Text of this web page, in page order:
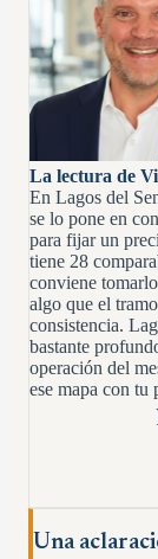
La lectura de
En Lagos del
se lo pone en
para fijar un
tiene 28
conviene
algo que el
consistencia.
bastante
operación del
ese mapa con tu
Una